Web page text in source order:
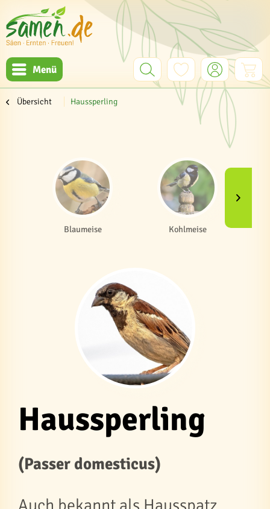
Menü
Übersicht Haussperling
Blaumeise Kohlmeise
Haussperling
(Passer domesticus)